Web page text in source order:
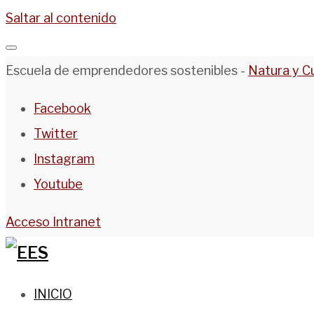
Saltar al contenido
Escuela de emprendedores sostenibles - Natura y
Facebook
Twitter
Instagram
Youtube
Acceso Intranet
INICIO